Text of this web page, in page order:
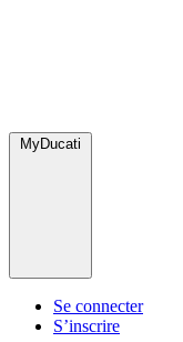
MyDucati
Se connecter
S’inscrire